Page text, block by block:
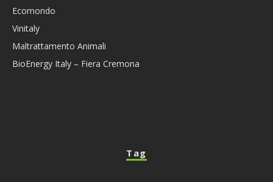
Ecomondo
Vinitaly
Maltrattamento Animali
BioEnergy Italy – Fiera Cremona
Tag